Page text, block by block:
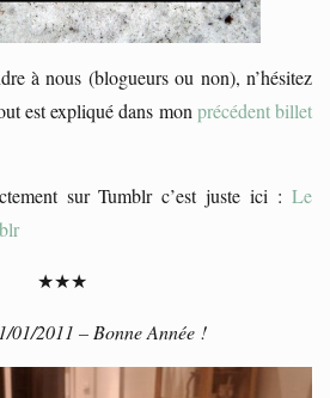
à nous (blogueurs ou non), n’hésitez
est expliqué dans mon précédent billet
sur Tumblr c’est juste ici : Le
★★★
01/2011 – Bonne Année !